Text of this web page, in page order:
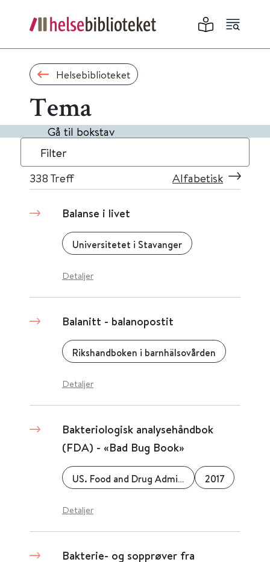
Helsebiblioteket
Tema
Gå til bokstav
Filter
338 Treff Alfabetisk
Balanse i livet
Universitetet i Stavanger
Detaljer
Balanitt - balanopostit
Rikshandboken i barnhälsovården
Detaljer
Bakteriologisk analysehåndbok
(FDA) - «Bad Bug Book»
US. Food and Drug Administration (FDA) 2017
Detaljer
Bakterie- og sopprøver fra